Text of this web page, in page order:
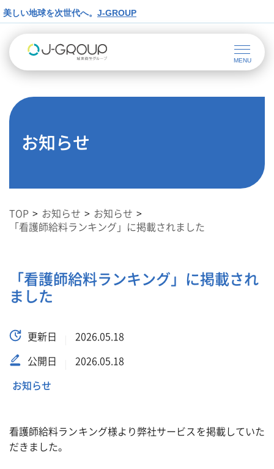
美しい地球を次世代へ。 J-GROUP
お知らせ
TOP お知らせ
お知らせ
「看護師給料ランキング」に掲載されました
「看護師給料ランキング」に掲載され
ました
更新日 2026.05.18
公開日 2026.05.18
お知らせ
看護師給料ランキング様より弊社サービスを掲載していた
だきました。